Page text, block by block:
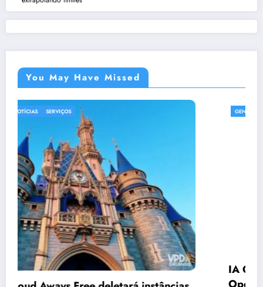
You May Have Missed
GENÉRICO
IA Grátis: 17 Modelos Poderosos no
OpenRouter Que Ninguém Usa (E Deveria)